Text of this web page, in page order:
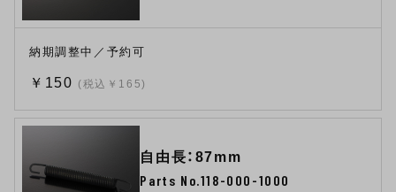
納期調整中／予約可
￥150 (税込￥165)
自由長：87mm
Parts No.118-000-1000